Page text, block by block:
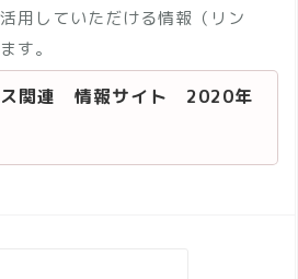
用していただける情報（リン
す。
ス関連 情報サイト 2020年